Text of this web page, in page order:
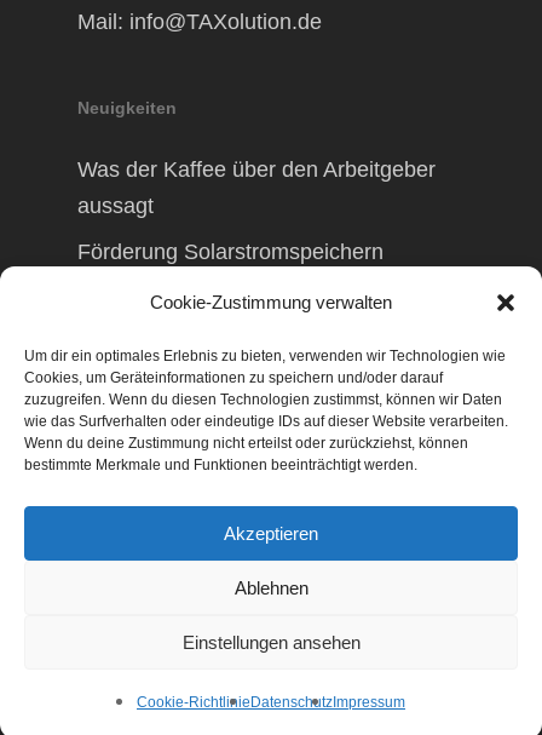
Cookie-Zustimmung verwalten
Um dir ein optimales Erlebnis zu bieten, verwenden wir Technologien wie
Cookies, um Geräteinformationen zu speichern und/oder darauf
zuzugreifen. Wenn du diesen Technologien zustimmst, können wir Daten
wie das Surfverhalten oder eindeutige IDs auf dieser Website verarbeiten.
Wenn du deine Zustimmung nicht erteilst oder zurückziehst, können
bestimmte Merkmale und Funktionen beeinträchtigt werden.
Akzeptieren
Ablehnen
Einstellungen ansehen
Cookie-Richtlinie Datenschutz Impressum
Mail: info@TAXolution.de
Neuigkeiten
Was der Kaffee über den Arbeitgeber
aussagt
Förderung Solarstromspeichern
Förderung Balkonkraftwerk
© 2026 TAXolution – Beratung,
Lohnabrechnungen, Erfassung lfd.
Lohnabrechnung, Betriebswirtschaftliche
Beratung, Finanzierungsberatung,
Gestaltungsberatung,
Existenzgründungsberatung, Marketing,
facebook